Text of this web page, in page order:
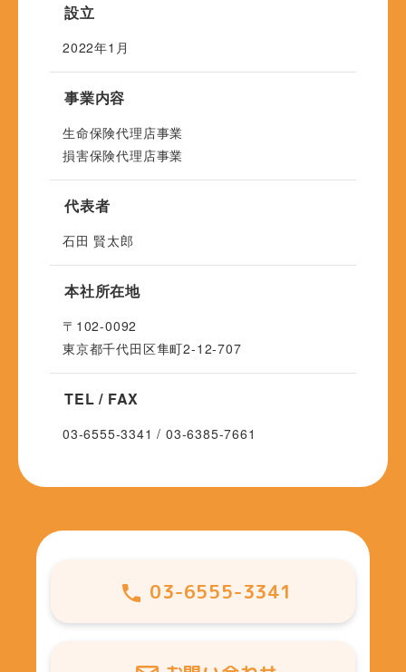
設立
2022年1月
事業内容
生命保険代理店事業
損害保険代理店事業
代表者
石田 賢太郎
本社所在地
〒102-0092
東京都千代田区隼町2-12-707
TEL / FAX
03-6555-3341 / 03-6385-7661
03-6555-3341